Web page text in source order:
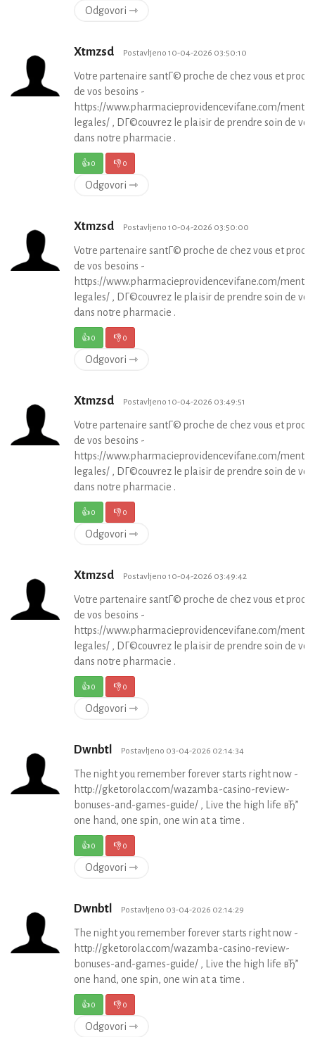
Odgovori ⇾
Xtmzsd Postavljeno 10-04-2026 03:50:10
Votre partenaire santГ© proche de chez vous et
de vos besoins -
https://www.pharmacieprovidencevifane.com/
legales/ , DГ©couvrez le plaisir de prendre soin de
dans notre pharmacie .
👍0 👎0
Odgovori ⇾
Xtmzsd Postavljeno 10-04-2026 03:50:00
Votre partenaire santГ© proche de chez vous et
de vos besoins -
https://www.pharmacieprovidencevifane.com/
legales/ , DГ©couvrez le plaisir de prendre soin de
dans notre pharmacie .
👍0 👎0
Odgovori ⇾
Xtmzsd Postavljeno 10-04-2026 03:49:51
Votre partenaire santГ© proche de chez vous et
de vos besoins -
https://www.pharmacieprovidencevifane.com/
legales/ , DГ©couvrez le plaisir de prendre soin de
dans notre pharmacie .
👍0 👎0
Odgovori ⇾
Xtmzsd Postavljeno 10-04-2026 03:49:42
Votre partenaire santГ© proche de chez vous et
de vos besoins -
https://www.pharmacieprovidencevifane.com/
legales/ , DГ©couvrez le plaisir de prendre soin de
dans notre pharmacie .
👍0 👎0
Odgovori ⇾
Dwnbtl Postavljeno 03-04-2026 02:14:34
The night you remember forever starts right now -
http://gketorolac.com/wazamba-casino-review-
bonuses-and-games-guide/ , Live the high life вЂ”
one hand, one spin, one win at a time .
👍0 👎0
Odgovori ⇾
Dwnbtl Postavljeno 03-04-2026 02:14:29
The night you remember forever starts right now -
http://gketorolac.com/wazamba-casino-review-
bonuses-and-games-guide/ , Live the high life вЂ”
one hand, one spin, one win at a time .
👍0 👎0
Odgovori ⇾